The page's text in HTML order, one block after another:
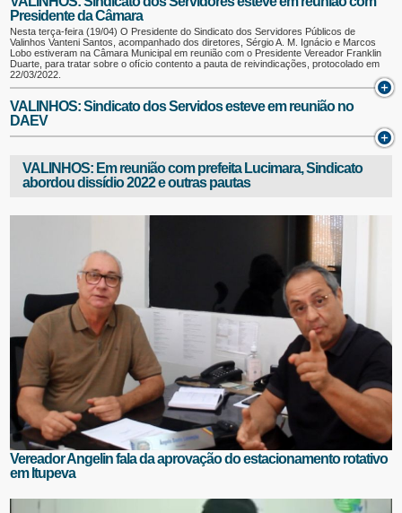
Presidente da Câmara
Nesta terça-feira (19/04) O Presidente do Sindicato dos Servidores Públicos de
Valinhos Vanteni Santos, acompanhado dos diretores, Sérgio A. M. Ignácio e Marcos
Lobo estiveram na Câmara Municipal em reunião com o Presidente Vereador Franklin
Duarte, para tratar sobre o ofício contento a pauta de reivindicações, protocolado em
22/03/2022.
VALINHOS: Sindicato dos Servidos esteve em reunião no
DAEV
VALINHOS: Em reunião com prefeita Lucimara, Sindicato
abordou dissídio 2022 e outras pautas
Vereador Angelin fala da aprovação do estacionamento rotativo
em Itupeva